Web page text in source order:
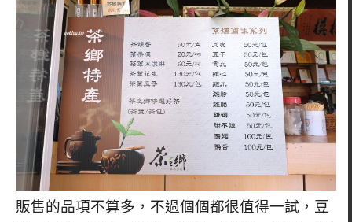
販售的品項不算多，不過個個都很值得一試，豆